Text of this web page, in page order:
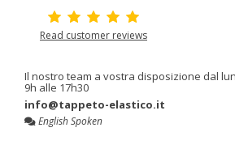
Read customer reviews
Il nostro team a vostra disposizione dal
9h alle 17h30
info@tappeto-elastico.it
English Spoken